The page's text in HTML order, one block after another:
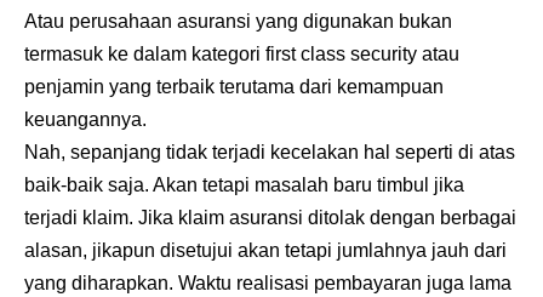
Atau perusahaan asuransi yang digunakan bukan
termasuk ke dalam kategori first class security atau
penjamin yang terbaik terutama dari kemampuan
keuangannya.
Nah, sepanjang tidak terjadi kecelakan hal seperti di atas
baik-baik saja. Akan tetapi masalah baru timbul jika
terjadi klaim. Jika klaim asuransi ditolak dengan berbagai
alasan, jikapun disetujui akan tetapi jumlahnya jauh dari
yang diharapkan. Waktu realisasi pembayaran juga lama